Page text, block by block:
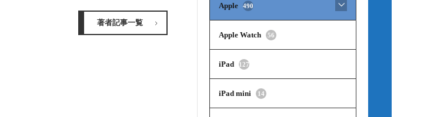
著者記事一覧
Apple 490
Apple Watch 56
iPad 127
iPad mini 14